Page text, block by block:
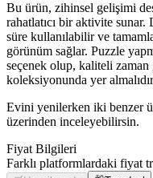
Bu ürün, zihinsel gelişimi
rahatlatıcı bir aktivite sunar.
süre kullanılabilir ve
görünüm sağlar. Puzzle
seçenek olup, kaliteli
koleksiyonunda yer
Evini yenilerken iki benzer
üzerinden inceleyebilirsin.
Fiyat Bilgileri
Farklı platformlardaki fiyat